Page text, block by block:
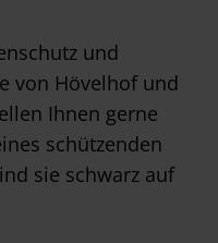
und
von Hövelhof und
Ihnen gerne
schützenden
sie schwarz auf